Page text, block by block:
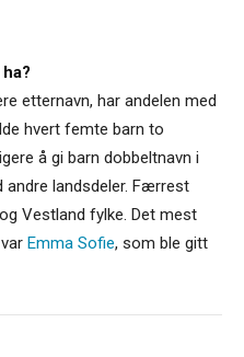
etternavn, har andelen med
hvert femte barn to
å gi barn dobbeltnavn i
landsdeler. Færrest
Vestland fylke. Det mest
Emma Sofie, som ble gitt